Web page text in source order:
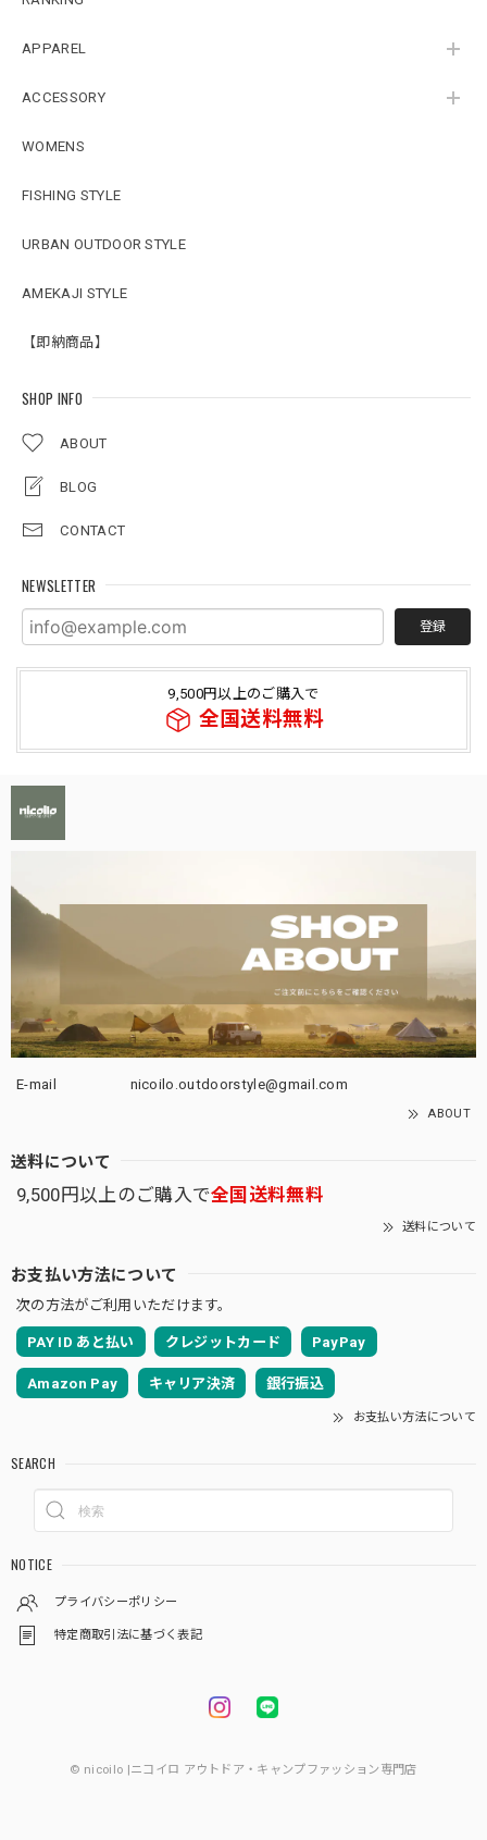
APPAREL
ACCESSORY
WOMENS
FISHING STYLE
URBAN OUTDOOR STYLE
AMEKAJI STYLE
【即納商品】
SHOP INFO
ABOUT
BLOG
CONTACT
NEWSLETTER
登録
9,500円以上のご購入で
全国送料無料
E-mail nicoilo.outdoorstyle@gmail.com
ABOUT
送料について
9,500円以上のご購入で全国送料無料
送料について
お支払い方法について
次の方法がご利用いただけます。
PAY ID あと払い クレジットカード PayPay
Amazon Pay キャリア決済 銀行振込
お支払い方法について
SEARCH
NOTICE
プライバシーポリシー
特定商取引法に基づく表記
© nicoilo |ニコイロ アウトドア・キャンプファッション専門店